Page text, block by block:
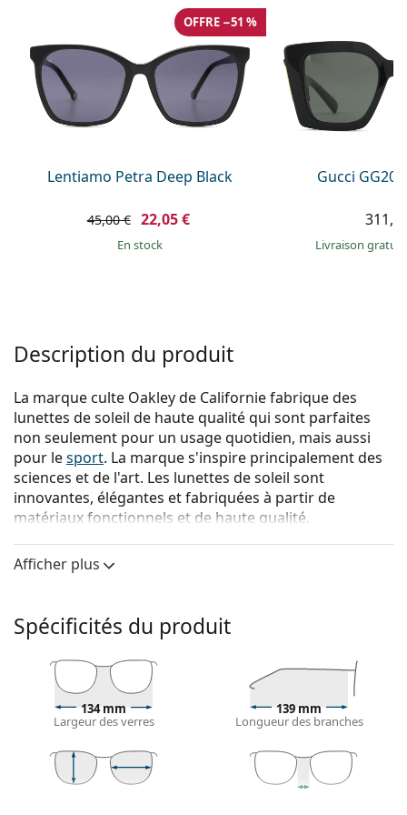
Prada
Toutes les marques
Lentiamo Petra Deep Black
OFFRE −51 %
45,00 € 22,05 €
en stock
Gucci
Livraison
Description du produit
La marque culte Oakley de Californie fabrique des
lunettes de soleil de haute qualité qui sont parfaites
non seulement pour un usage quotidien, mais aussi
pour lesport. La marque s'inspire principalement des
sciences et de l'art. Les lunettes de soleil sont
innovantes, élégantes et fabriquées à partir de
matériaux fonctionnels et de haute qualité.
Oakley Leadline OO 9473 01 56sont des lunettes de
soleil pour femmes.
soleil grâce à la fonction d'essayage virtuel de
Lentiamo.
Monture de lunettes de soleil
La couleur noire de la monture s'accorde
parfaitement avec tous les types de teint et des
Lunettes de soleil à montures carréessont un choix
idéal pour les personnes ayant une forme de visage
Afficher plus
Spécificités du produit
134 mm
Largeur des verres
139 mm
Longueur des branches